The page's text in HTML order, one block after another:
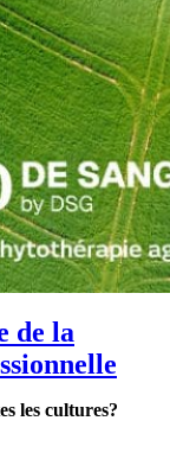
de la
les cultures?